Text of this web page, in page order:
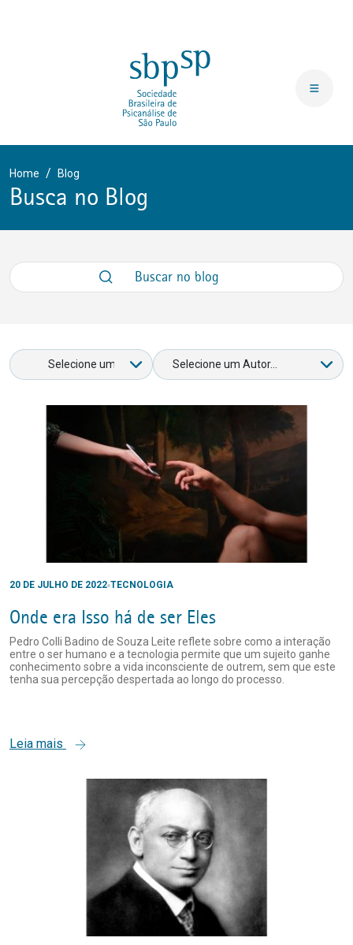
Home Blog
Busca no Blog
20 DE JULHO DE 2022 TECNOLOGIA
Onde era Isso há de ser Eles
Pedro Colli Badino de Souza Leite reflete sobre como a interação
entre o ser humano e a tecnologia permite que um sujeito ganhe
conhecimento sobre a vida inconsciente de outrem, sem que este
tenha sua percepção despertada ao longo do processo.
Leia mais